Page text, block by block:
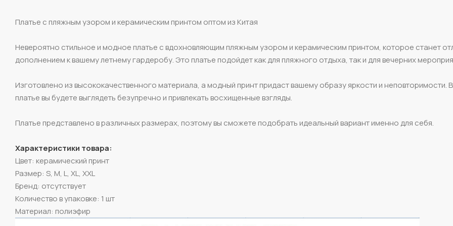
Платье с пляжным узором и керамическим принтом оптом из Китая
Невероятно стильное и модное платье с вдохновляющим пляжным узором и керамическим принтом, которое станет
дополнением к вашему летнему гардеробу. Это платье подойдет как для пляжного отдыха, так и для вечерних
Изготовлено из высококачественного материала, а модный принт придаст вашему образу яркости и неповторимости.
платье вы будете выглядеть безупречно и привлекать восхищенные взгляды.
Платье представлено в различных размерах, поэтому вы сможете подобрать идеальный вариант именно для себя.
Характеристики товара:
Цвет: керамический принт
Размер: S, M, L, XL, XXL
Бренд: отсутствует
Количество в упаковке: 1 шт
Материал: полиэфир